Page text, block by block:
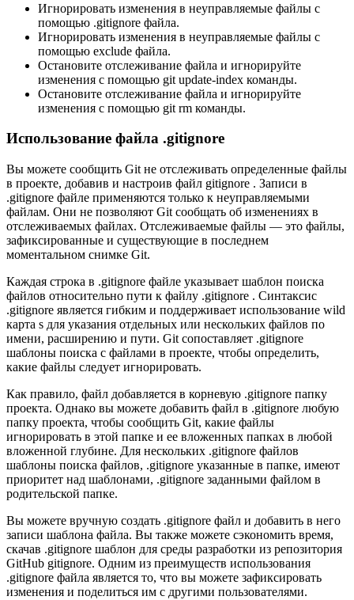
Игнорировать изменения в неуправляемые файлы с
помощью .gitignore файла.
Игнорировать изменения в неуправляемые файлы с
помощью exclude файла.
Остановите отслеживание файла и игнорируйте
изменения с помощью git update-index команды.
Остановите отслеживание файла и игнорируйте
изменения с помощью git rm команды.
Использование файла .gitignore
Вы можете сообщить Git не отслеживать определенные файлы
в проекте, добавив и настроив файл gitignore . Записи в
.gitignore файле применяются только к неуправляемыми
файлам. Они не позволяют Git сообщать об изменениях в
отслеживаемых файлах. Отслеживаемые файлы — это файлы,
зафиксированные и существующие в последнем
моментальном снимке Git.
Каждая строка в .gitignore файле указывает шаблон поиска
файлов относительно пути к файлу .gitignore . Синтаксис
.gitignore является гибким и поддерживает использование wild
карта s для указания отдельных или нескольких файлов по
имени, расширению и пути. Git сопоставляет .gitignore
шаблоны поиска с файлами в проекте, чтобы определить,
какие файлы следует игнорировать.
Как правило, файл добавляется в корневую .gitignore папку
проекта. Однако вы можете добавить файл в .gitignore любую
папку проекта, чтобы сообщить Git, какие файлы
игнорировать в этой папке и ее вложенных папках в любой
вложенной глубине. Для нескольких .gitignore файлов
шаблоны поиска файлов, .gitignore указанные в папке, имеют
приоритет над шаблонами, .gitignore заданными файлом в
родительской папке.
Вы можете вручную создать .gitignore файл и добавить в него
записи шаблона файла. Вы также можете сэкономить время,
скачав .gitignore шаблон для среды разработки из репозитория
GitHub gitignore. Одним из преимуществ использования
.gitignore файла является то, что вы можете зафиксировать
изменения и поделиться им с другими пользователями.